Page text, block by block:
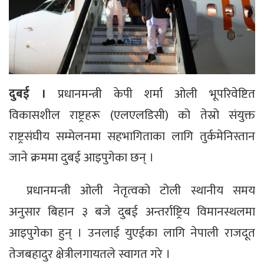
दुबई । प्रधानमन्त्री केपी शर्मा ओली भूपरिवेष्टित
विकासशील राष्ट्रहरू (एलएलडिसी) को तेस्रो संयुक्त
राष्ट्रसंघीय सम्मेलनमा सहभागिताका लागि तुर्कमेनिस्तान
जाने क्रममा दुबई आइपुगेका छन् ।
प्रधानमन्त्री ओली नेतृत्वको टोली स्थानीय समय
अनुसार बिहान ३ बजे दुबई अन्तर्राष्ट्रिय विमानस्थलमा
आइपुगेका हुन् । उनलाई युएईका लागि नेपाली राजदूत
तेजबहादुर क्षेत्रीलगायतले स्वागत गरे ।